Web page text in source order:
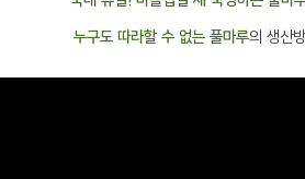
누구도 따라할 수 없는 풀마루의 생산